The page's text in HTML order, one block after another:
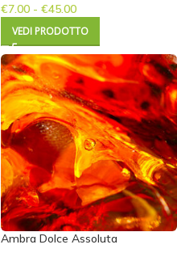
€7.00 - €45.00
VEDI PRODOTTO
Ambra Dolce Assoluta